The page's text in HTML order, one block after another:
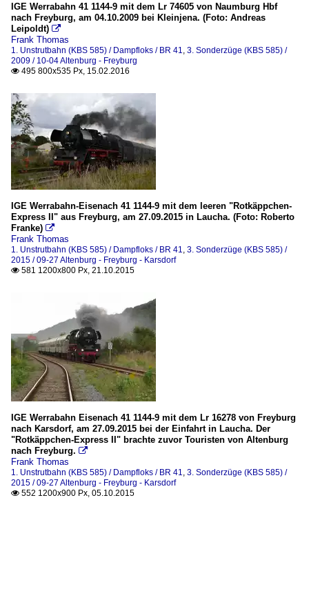
IGE Werrabahn 41 1144-9 mit dem Lr 74605 von Naumburg Hbf
nach Freyburg, am 04.10.2009 bei Kleinjena. (Foto: Andreas
Leipoldt) 
Frank Thomas
1. Unstrutbahn (KBS 585) / Dampfloks / BR 41
3. Sonderzüge (KBS 585) /
2009 / 10-04 Altenburg - Freyburg
 495 800x535 Px, 15.02.2016
IGE Werrabahn-Eisenach 41 1144-9 mit dem leeren "Rotkäppchen-
Express II" aus Freyburg, am 27.09.2015 in Laucha. (Foto: Roberto
Franke) 
Frank Thomas
1. Unstrutbahn (KBS 585) / Dampfloks / BR 41
3. Sonderzüge (KBS 585) /
2015 / 09-27 Altenburg - Freyburg - Karsdorf
 581 1200x800 Px, 21.10.2015
IGE Werrabahn Eisenach 41 1144-9 mit dem Lr 16278 von Freyburg
nach Karsdorf, am 27.09.2015 bei der Einfahrt in Laucha. Der
"Rotkäppchen-Express II" brachte zuvor Touristen von Altenburg
nach Freyburg. 
Frank Thomas
1. Unstrutbahn (KBS 585) / Dampfloks / BR 41
3. Sonderzüge (KBS 585) /
2015 / 09-27 Altenburg - Freyburg - Karsdorf
 552 1200x900 Px, 05.10.2015